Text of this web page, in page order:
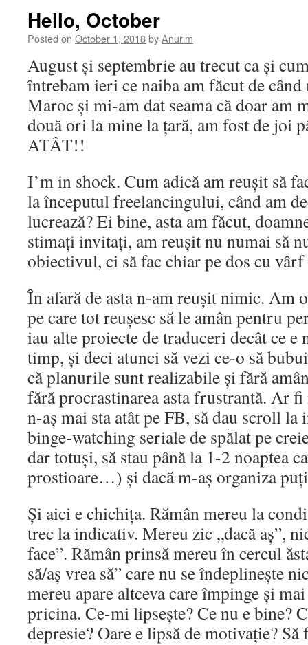
Hello, October
Posted on October 1, 2018byAnurim
August și septembrie au trecut ca și
întrebam ieri ce naiba am făcut de
Maroc și mi-am dat seama că doar am
două ori la mine la țară, am fost de joi
ATÂT!!
I’m in shock. Cum adică am reușit să
la începutul freelancingului, când am
lucrează? Ei bine, asta am făcut,
stimați invitați, am reușit nu numai să
obiectivul, ci să fac chiar pe dos cu vârf
În afară de asta n-am reușit nimic. Am
pe care tot reușesc să le amân pentru
iau alte proiecte de traduceri decât ce e
timp, și deci atunci să vezi ce-o să
că planurile sunt realizabile și fără
fără procrastinarea asta frustrantă. Ar
n-aș mai sta atât pe FB, să dau scroll
binge-watching seriale de spălat pe
dar totuși, să stau până la 1-2 noaptea
prostioare…) și dacă m-aș organiza
Și aici e chichița. Rămân mereu la
trec la indicativ. Mereu zic „dacă aș”,
face”. Rămân prinsă mereu în cercul
să/aș vrea să” care nu se îndeplinește
mereu apare altceva care împinge și
pricina. Ce-mi lipsește? Ce nu e bine?
depresie? Oare e lipsă de motivație?